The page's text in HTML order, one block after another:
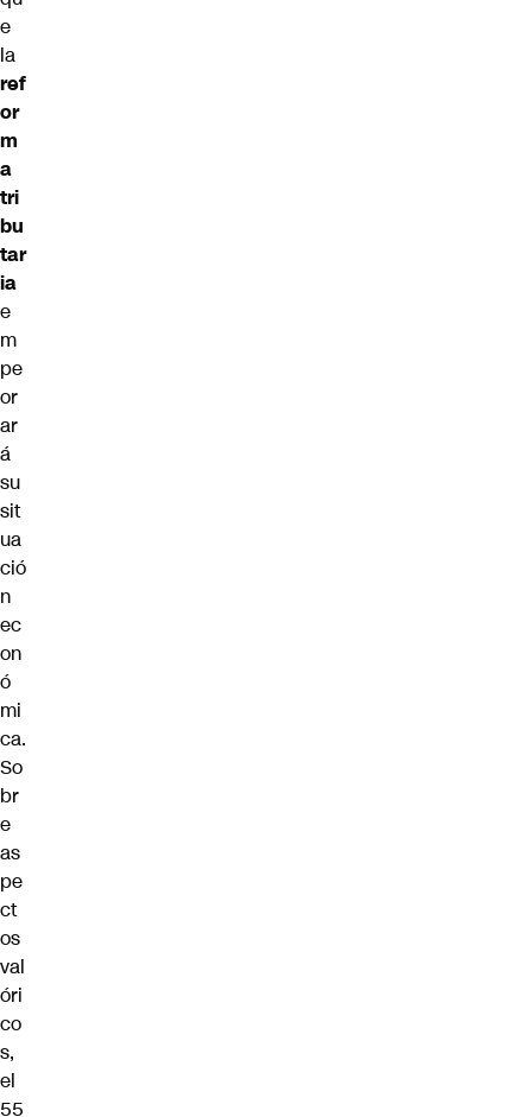
e
la
ref
or
m
a
tri
bu
tar
ia
e
m
pe
or
ar
á
su
sit
ua
ció
n
ec
on
ó
mi
ca.
So
br
e
as
pe
ct
os
val
óri
co
s,
el
55